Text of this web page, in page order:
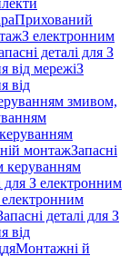
Прихований
З електронним
деталі для З
від мережіЗ
від
змивом,
монтажЗапасні
керуванням
для З електронним
деталі для З
від
Монтажні й